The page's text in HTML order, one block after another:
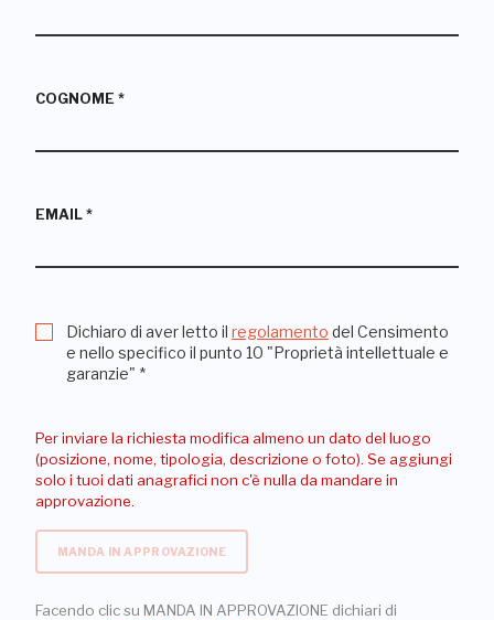
COGNOME *
EMAIL *
Dichiaro di aver letto il regolamento del Censimento
e nello specifico il punto 10 "Proprietà intellettuale e
garanzie" *
Per inviare la richiesta modifica almeno un dato del luogo
(posizione, nome, tipologia, descrizione o foto). Se aggiungi
solo i tuoi dati anagrafici non c'è nulla da mandare in
approvazione.
MANDA IN APPROVAZIONE
Facendo clic su MANDA IN APPROVAZIONE dichiari di